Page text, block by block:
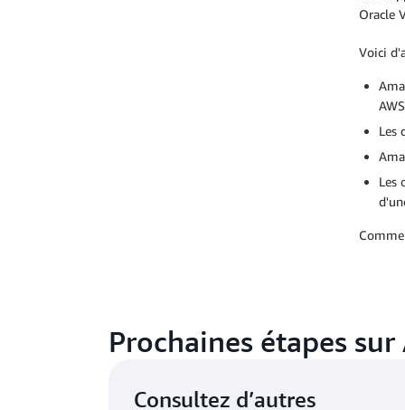
Oracle
Voici
AWS
Les
Les
Prochaines étapes sur
Consultez d’autres